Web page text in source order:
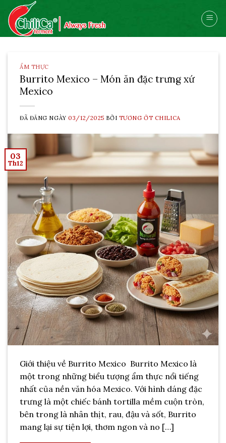
Skip
content
ẨM THỰC
Burrito Mexico – Món ăn đặc trưng xứ
Mexico
ĐÃ ĐĂNG NGÀY03/12/2025 BỞI TƯƠNG ỚT CHILICA
03
Th12
Giới thiệu về Burrito Mexico Burrito Mexico là
một trong những biểu tượng ẩm thực nổi tiếng
nhất của nền văn hóa Mexico. Với hình dáng đặc
trưng là một chiếc bánh tortilla mềm cuộn tròn,
bên trong là nhân thịt, rau, đậu và sốt, Burrito
mang lại sự tiện lợi, thơm ngon và no […]